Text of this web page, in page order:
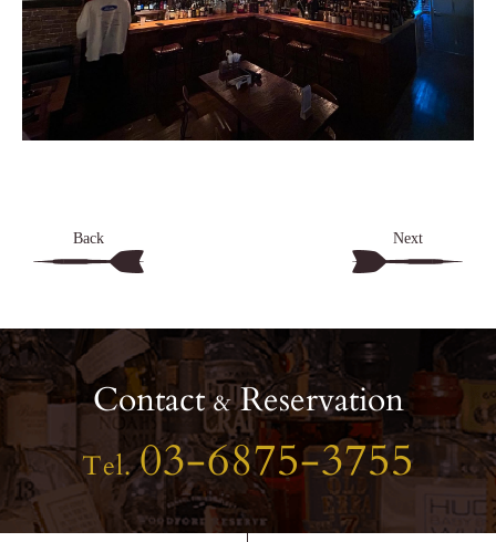
Back Next
Contact&Reservation
Tel.03-6875-3755